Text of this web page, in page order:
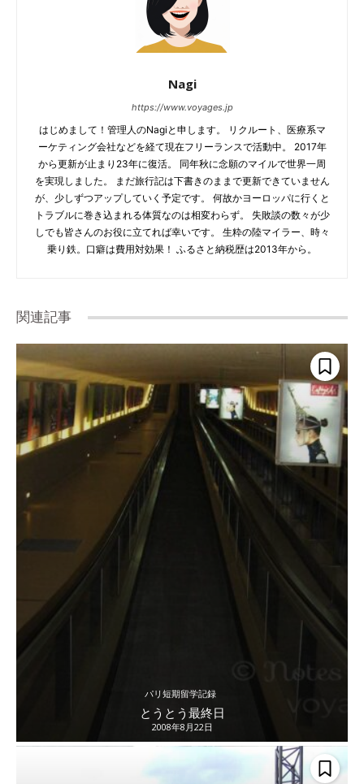
Nagi
https://www.voyages.jp
はじめまして！管理人のNagiと申します。 リクルート、医療系マ
ーケティング会社などを経て現在フリーランスで活動中。 2017年
から更新が止まり23年に復活。 同年秋に念願のマイルで世界一周
を実現しました。 まだ旅行記は下書きのままで更新できていません
が、少しずつアップしていく予定です。 何故かヨーロッパに行くと
トラブルに巻き込まれる体質なのは相変わらず。 失敗談の数々が少
しでも皆さんのお役に立てれば幸いです。 生粋の陸マイラー、時々
乗り鉄。口癖は費用対効果！ ふるさと納税歴は2013年から。
関連記事
パリ短期留学記録
とうとう最終日
2008年8月22日